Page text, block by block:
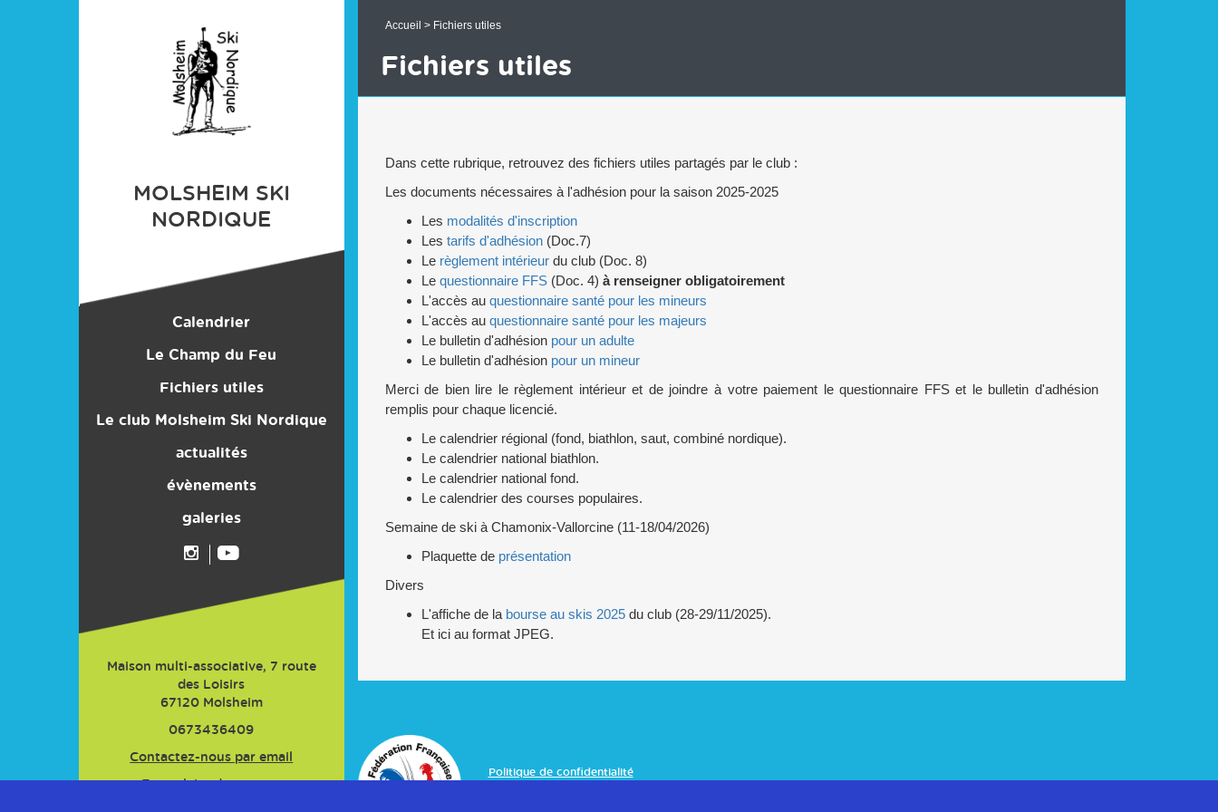
MOLSHEIM SKI
NORDIQUE
Calendrier
Le Champ du Feu
Centre Nordique
Fichiers utiles
Le club Molsheim Ski Nordique
Son histoire
Ses moyens
Ses actions
Ses résultats
Les activités adultes
actualités
évènements
galeries
Maison multi-associative, 7 route
des Loisirs
67120 Molsheim
0673436409
Contactez-nous par email
Accueil > Fichiers utiles
Fichiers utiles
Dans cette rubrique, retrouvez des fichiers utiles partagés par le club :
Les documents nécessaires à l'adhésion pour la saison 2025-2025
Les modalités d'inscription
Les tarifs d'adhésion(Doc.7)
Le règlement intérieurdu club (Doc. 8)
Le questionnaire FFS(Doc. 4) à renseigner obligatoirement
L'accès au questionnaire santé pour les mineurs
L'accès au questionnaire santé pour les majeurs
Le bulletin d'adhésion pour un adulte
Le bulletin d'adhésion pour un mineur
Merci de bien lire le règlement intérieur et de joindre à votre paiement le questionnaire FFS et le bulletin d'adhésion
remplis pour chaque licencié.
Le calendrier régional (fond, biathlon, saut, combiné nordique).
Le calendrier national biathlon.
Le calendrier national fond.
Le calendrier des courses populaires.
Semaine de ski à Chamonix-Vallorcine (11-18/04/2026)
Plaquette de présentation
Divers
L'affiche de la bourse au skis 2025du club (28-29/11/2025).
Et ici au format JPEG.
Politique de confidentialité